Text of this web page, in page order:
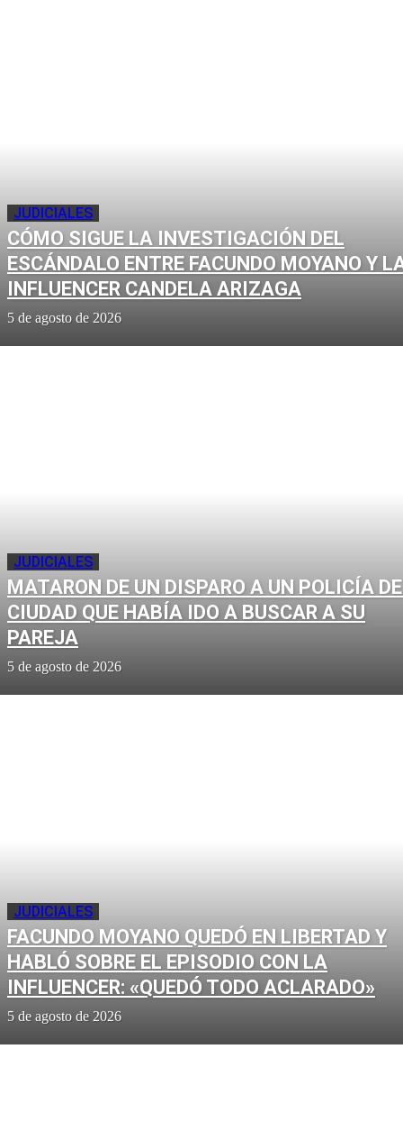
JUDICIALES
CÓMO SIGUE LA INVESTIGACIÓN DEL
ESCÁNDALO ENTRE FACUNDO MOYANO Y
INFLUENCER CANDELA ARIZAGA
5 de agosto de 2026
JUDICIALES
MATARON DE UN DISPARO A UN POLICÍA
CIUDAD QUE HABÍA IDO A BUSCAR A SU
PAREJA
5 de agosto de 2026
JUDICIALES
FACUNDO MOYANO QUEDÓ EN LIBERTAD Y
HABLÓ SOBRE EL EPISODIO CON LA
INFLUENCER: «QUEDÓ TODO ACLARADO»
5 de agosto de 2026